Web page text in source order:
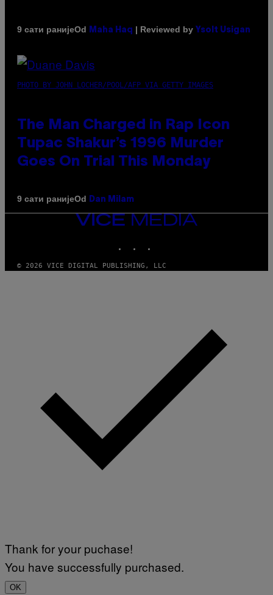
9 сати ранијеOd Maha Haq | Reviewed by Ysolt Usigan
PHOTO BY JOHN LOCHER/POOL/AFP VIA GETTY IMAGES
The Man Charged in Rap Icon
Tupac Shakur’s 1996 Murder
Goes On Trial This Monday
9 сати ранијеOd Dan Milam
VICE
MEDIA
© 2026 VICE DIGITAL PUBLISHING, LLC
Thank for your puchase!
You have successfully purchased.
OK